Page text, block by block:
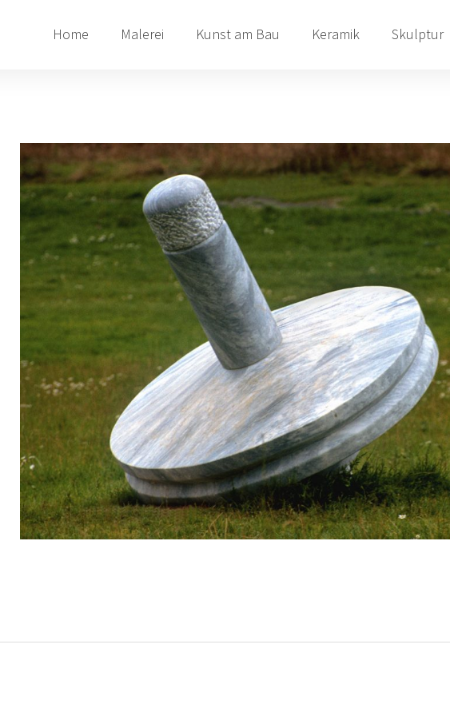
Home Malerei Kunst am Bau Keramik Skulptur